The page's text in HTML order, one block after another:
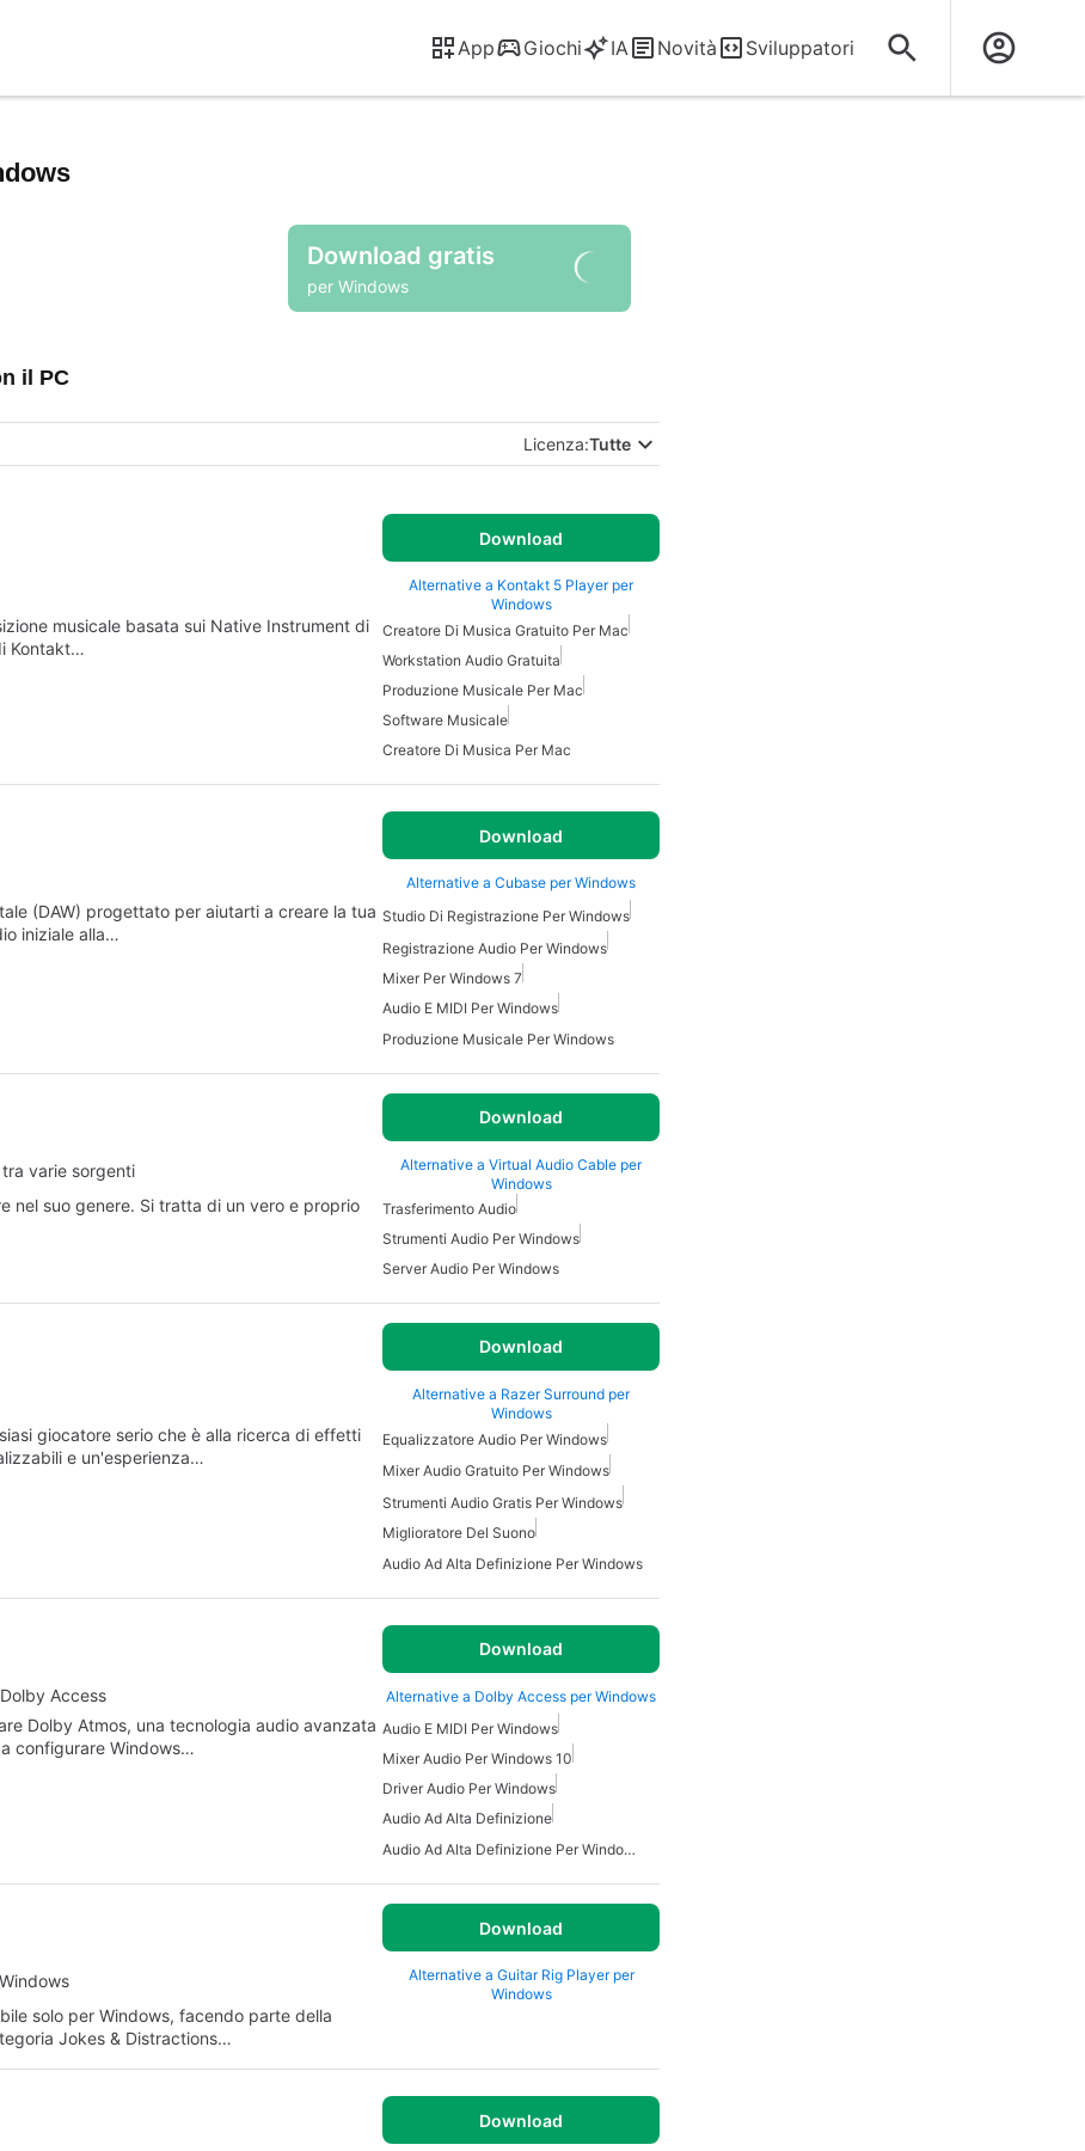
App Giochi IA Novità Sviluppatori
Download gratis
per Windows
il PC
Licenza:Tutte
Download
Alternative a Kontakt 5 Player per
Windows
musicale basata sui Native Instrument di
Kontakt…
Creatore Di Musica Gratuito Per Mac
Workstation Audio Gratuita
Produzione Musicale Per Mac
Software Musicale
Creatore Di Musica Per Mac
Download
Alternative a Cubase per Windows
(DAW) progettato per aiutarti a creare la tua
iniziale alla…
Studio Di Registrazione Per Windows
Registrazione Audio Per Windows
Mixer Per Windows 7
Audio E MIDI Per Windows
Produzione Musicale Per Windows
varie sorgenti
Download
Alternative a Virtual Audio Cable per
Windows
nel suo genere. Si tratta di un vero e proprio
Trasferimento Audio
Strumenti Audio Per Windows
Server Audio Per Windows
Download
Alternative a Razer Surround per
Windows
giocatore serio che è alla ricerca di effetti
e un'esperienza…
Equalizzatore Audio Per Windows
Mixer Audio Gratuito Per Windows
Strumenti Audio Gratis Per Windows
Miglioratore Del Suono
Audio Ad Alta Definizione Per Windows
Access
Download
Alternative a Dolby Access per Windows
Dolby Atmos, una tecnologia audio avanzata
configurare Windows…
Audio E MIDI Per Windows
Mixer Audio Per Windows 10
Driver Audio Per Windows
Audio Ad Alta Definizione
Audio Ad Alta Definizione Per Windows 10
Download
Alternative a Guitar Rig Player per
Windows
solo per Windows, facendo parte della
Jokes & Distractions…
Download